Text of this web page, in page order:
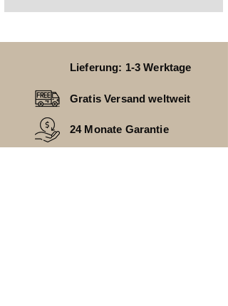
Lieferung: 1-3 Werktage
Gratis Versand weltweit
24 Monate Garantie